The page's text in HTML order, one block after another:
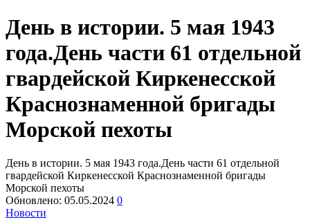
День в истории. 5 мая 1943
года.День части 61 отдельной
гвардейской Киркенесской
Краснознаменной бригады
Морской пехоты
День в истории. 5 мая 1943 года.День части 61 отдельной
гвардейской Киркенесской Краснознаменной бригады
Морской пехоты
Обновлено: 05.05.2024 0
Новости